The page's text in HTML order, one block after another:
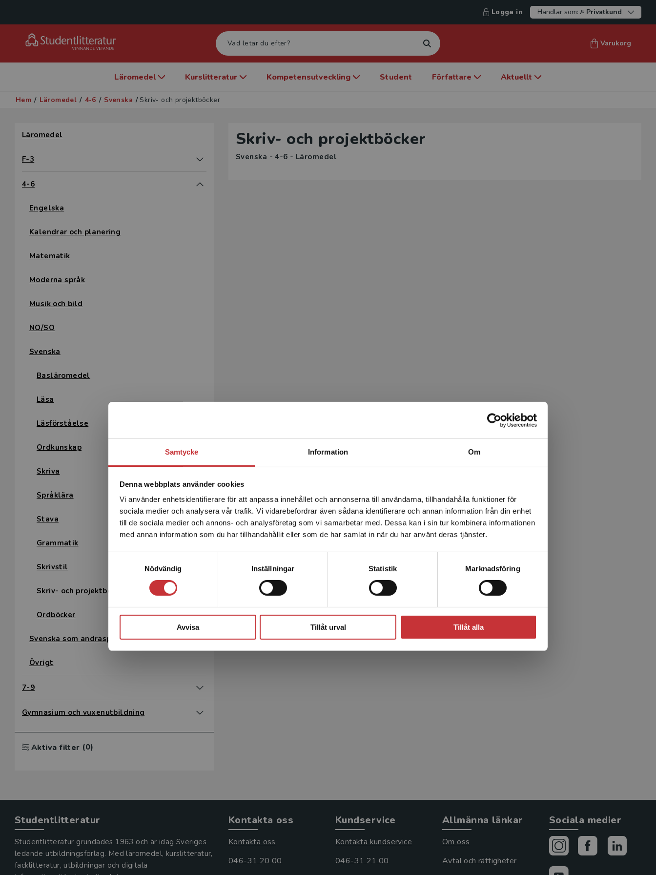
Samtycke Information Om
Denna webbplats använder cookies
Vi använder enhetsidentifierare för att anpassa innehållet och annonserna till användarna, tillhandahålla funktioner för
sociala medier och analysera vår trafik. Vi vidarebefordrar även sådana identifierare och annan information från din enhet
till de sociala medier och annons- och analysföretag som vi samarbetar med. Dessa kan i sin tur kombinera informationen
med annan information som du har tillhandahållit eller som de har samlat in när du har använt deras tjänster.
Nödvändig
Inställningar Statistik Marknadsföring
Avvisa Tillåt urval Tillåt alla
Begränsad fraktregion
Det verkar som att du besöker studentlitteratur.se via en
enhet utanför Sverige. Vi erbjuder inte leveranser utanför
Sverige. För att kunna slutföra ett köp måste
leveransadressen vara i Sverige.Läs mer
Logga in Handlar som: Privatkund
Varukorg
Läromedel Kurslitteratur Kompetensutveckling Student Författare Aktuellt
Hem / Läromedel / 4-6 / Svenska / Skriv- och projektböcker
Läromedel
F-3
4-6
Engelska
Kalendrar och planering
Matematik
Moderna språk
Musik och bild
NO/SO
Svenska
Basläromedel
Läsa
Läsförståelse
Ordkunskap
Skriva
Språklära
Stava
Grammatik
Skrivstil
Skriv- och projektböcker
Ordböcker
Svenska som andraspråk
Övrigt
7-9
Gymnasium och vuxenutbildning
Aktiva filter (0)
Skriv- och projektböcker
Svenska - 4-6 - Läromedel
Studentlitteratur
Studentlitteratur grundades 1963 och är idag Sveriges
ledande utbildningsförlag. Med läromedel, kurslitteratur,
facklitteratur, utbildningar och digitala
Kontakta oss
Kontakta oss
046-31 20 00
Kundservice
Kontakta kundservice
046-31 21 00
Allmänna länkar
Om oss
Avtal och rättigheter
Sociala medier